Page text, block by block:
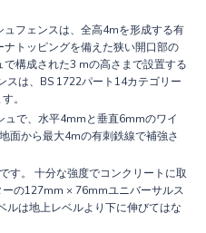
フェンスは、全高4mを形成する有
トッピングを備えた狭い開口部の
構成された3 mの高さまで設置する
スは、BS 1722パート14カテゴリー
。
で、水平4mmと垂直6mmのワイ
面から最大4mの有刺鉄線で補強さ
す。 十分な強度でコンクリートに取
の127mm × 76mmユニバーサルス
ルは地上レベルより下に伸びてはな